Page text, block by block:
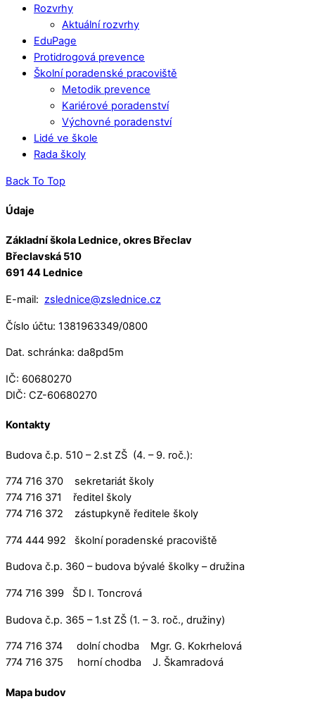
Rozvrhy
Aktuální rozvrhy
EduPage
Protidrogová prevence
Školní poradenské pracoviště
Metodik prevence
Kariérové poradenství
Výchovné poradenství
Lidé ve škole
Rada školy
Back To Top
Údaje
Základní škola Lednice, okres Břeclav
Břeclavská 510
691 44 Lednice
E-mail: zslednice@zslednice.cz
Číslo účtu: 1381963349/0800
Dat. schránka: da8pd5m
IČ: 60680270
DIČ: CZ-60680270
Kontakty
Budova č.p. 510 – 2.st ZŠ (4. – 9. roč.):
774 716 370 sekretariát školy
774 716 371 ředitel školy
774 716 372 zástupkyně ředitele školy
774 444 992 školní poradenské pracoviště
Budova č.p. 360 – budova bývalé školky – družina
774 716 399 ŠD I. Toncrová
Budova č.p. 365 – 1.st ZŠ (1. – 3. roč., družiny)
774 716 374 dolní chodba Mgr. G. Kokrhelová
774 716 375 horní chodba J. Škamradová
Mapa budov